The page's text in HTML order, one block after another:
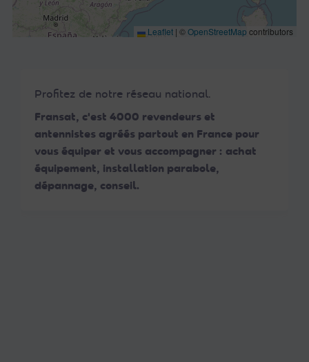
Profitez de notre réseau national.
Fransat, c'est 4000 revendeurs et
antennistes agréés partout en France pour
vous équiper et vous accompagner : achat
équipement, installation parabole,
dépannage, conseil.
Leaflet | ©OpenStreetMap contributors